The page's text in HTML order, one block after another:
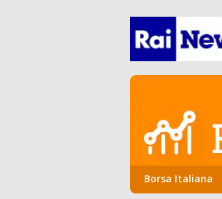
Borsa Italiana